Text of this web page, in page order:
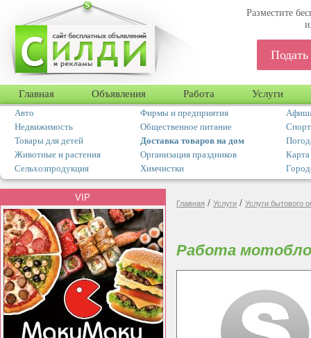
Разместите
Главная Объявления Работа Услуги
Авто Фирмы и предприятия
Недвижимость
Общественное питание
Товары для детей
Доставка товаров на дом
Животные и растения
Организация праздников
Карта
Сельхозпродукция
Химчистки
VIP
Главная / Услуги / Услуги бытового
Работа